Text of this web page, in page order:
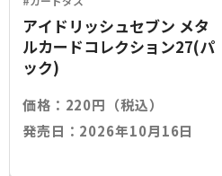
アイドリッシュセブン メタ
ルカードコレクション27(パ
ック)
価格：220円（税込）
発売日：2026年10月16日